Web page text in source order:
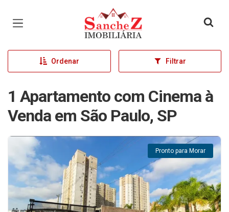
Página inicial
Ordenar Filtrar
1 Apartamento com Cinema à
Venda em São Paulo, SP
Pronto para Morar